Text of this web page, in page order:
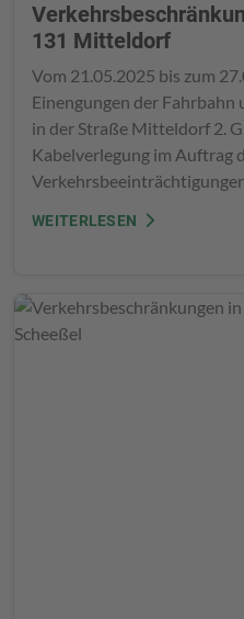
131 Mitteldorf
Vom 21.05.2025 bis zum
Einengungen der Fahrbahn
in der Straße Mitteldorf 2.
Kabelverlegung im Auftrag
WEITERLESEN